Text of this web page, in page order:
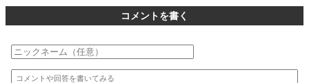
コメントを書く